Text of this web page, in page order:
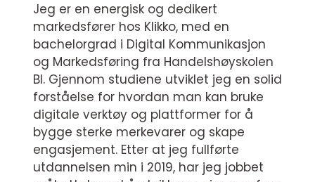
Jeg er en energisk og dedikert
markedsfører hos Klikko, med en
bachelorgrad i Digital Kommunikasjon
og Markedsføring fra Handelshøyskolen
BI. Gjennom studiene utviklet jeg en solid
forståelse for hvordan man kan bruke
digitale verktøy og plattformer for å
bygge sterke merkevarer og skape
engasjement. Etter at jeg fullførte
utdannelsen min i 2019, har jeg jobbet